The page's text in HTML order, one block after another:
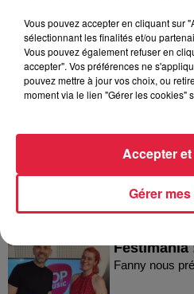
Dans la même série
Mann à
Thierry du
Festimania
Fanny nous
Vous pouvez accepter en cliquant sur
sélectionnant les finalités et/ou
Vous pouvez également refuser en
accepter". Vos préférences ne
pouvez mettre à jour vos choix, ou
moment via le lien "Gérer les cookies"
Gérer
Accepter